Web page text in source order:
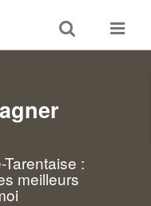
Toggle
search
Toggle
:
meilleurs